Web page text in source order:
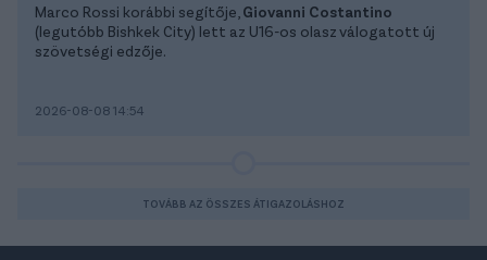
Marco Rossi korábbi segítője, Giovanni Costantino
(legutóbb Bishkek City) lett az U16-os olasz válogatott új
szövetségi edzője.
2026-08-08 14:54
TOVÁBB AZ ÖSSZES ÁTIGAZOLÁSHOZ